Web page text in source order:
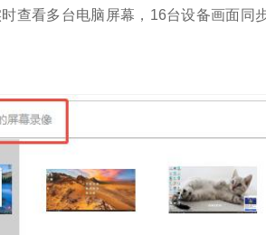
查看多台电脑屏幕，16台设备画面同